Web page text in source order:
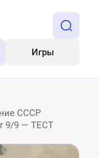
Игры
СССР
9/9 — ТЕСТ